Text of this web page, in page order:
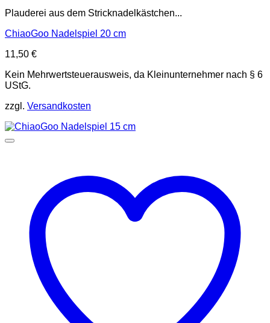
Plauderei aus dem Stricknadelkästchen...
ChiaoGoo Nadelspiel 20 cm
11,50 €
Kein Mehrwertsteuerausweis, da Kleinunternehmer nach § 6
UStG.
zzgl. Versandkosten